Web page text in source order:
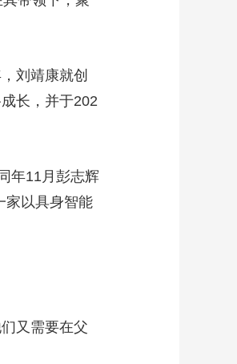
刘靖康就创
长，并于202
年11月彭志辉
家以具身智能
又需要在父